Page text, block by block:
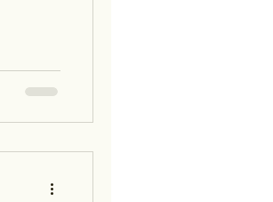
・テス
究コー
※ス
なり
応仁の